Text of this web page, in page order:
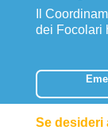
Il
dei Focolari
Se desideri